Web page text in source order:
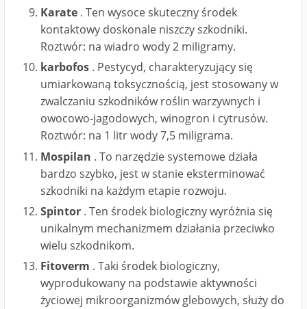
Karate . Ten wysoce skuteczny środek
kontaktowy doskonale niszczy szkodniki.
Roztwór: na wiadro wody 2 miligramy.
karbofos . Pestycyd, charakteryzujący się
umiarkowaną toksycznością, jest stosowany w
zwalczaniu szkodników roślin warzywnych i
owocowo-jagodowych, winogron i cytrusów.
Roztwór: na 1 litr wody 7,5 miligrama.
Mospilan . To narzędzie systemowe działa
bardzo szybko, jest w stanie eksterminować
szkodniki na każdym etapie rozwoju.
Spintor . Ten środek biologiczny wyróżnia się
unikalnym mechanizmem działania przeciwko
wielu szkodnikom.
Fitoverm . Taki środek biologiczny,
wyprodukowany na podstawie aktywności
życiowej mikroorganizmów glebowych, służy do